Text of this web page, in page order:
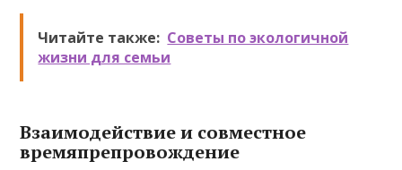
Читайте также: Советы по экологичной
жизни для семьи
Взаимодействие и совместное
времяпрепровождение